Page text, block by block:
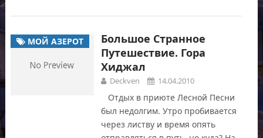
МОЙ АЗЕРОТ
Большое Странное
Путешествие. Гора
Хиджал
Deckven 14.04.2010
Отдых в приюте Лесной Песни
был недолгим. Утро пробивается
через листву и время опять